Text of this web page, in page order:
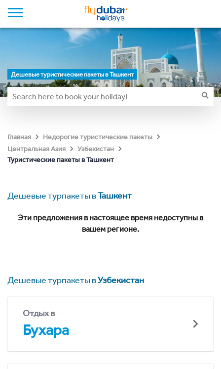
Дешевые туристические пакеты в Ташкент
Главная
Недорогие туристические пакеты
Центральная Азия
Узбекистан
Туристические пакеты в Ташкент
Дешевые турпакеты вТашкент
Эти предложения в настоящее время недоступны в
вашем регионе.
Дешевые турпакеты вУзбекистан
Отдых в
Бухара